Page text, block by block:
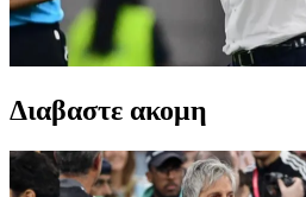
Διαβαστε ακομη